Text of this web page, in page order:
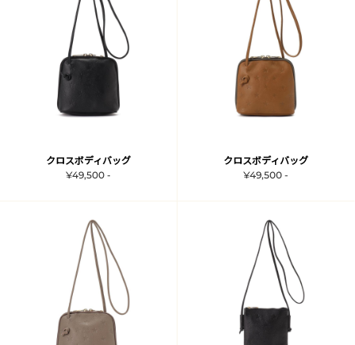
クロスボディバッグ
¥49,500 -
クロスボディバッグ
¥49,500 -